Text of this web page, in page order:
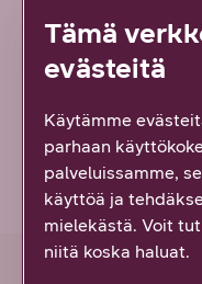
haluat tai kytkeä
Laajempi
käsittelevät sivut.
Tämä
evästeitä
Käytämme
parhaan
palveluissamme,
käyttöä ja
mielekästä. Voit
niitä koska haluat.